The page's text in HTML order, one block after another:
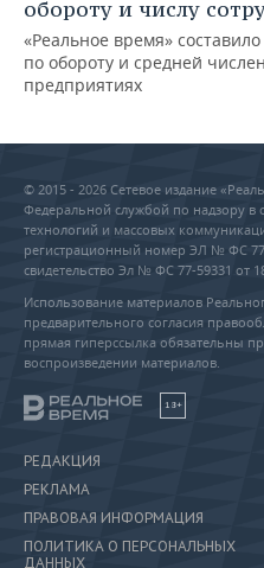
обороту и числу
«Реальное время»
по обороту и средней
предприятиях
© 2015 - 2026 Сетевое издание
Федеральной службой по надзору
технологий и массовых
регистрационный номер ЭЛ № ФС 77
свидетельство Эл № ФС 77-59331 от
Использование материалов
предварительного согласия
прямая гиперссылка обязательны
воспроизведении материалов.
18+
РЕДАКЦИЯ
РЕКЛАМА
ПРАВОВАЯ ИНФОРМАЦИЯ
ПОЛИТИКА О ПЕРСОНАЛЬНЫХ
ДАННЫХ